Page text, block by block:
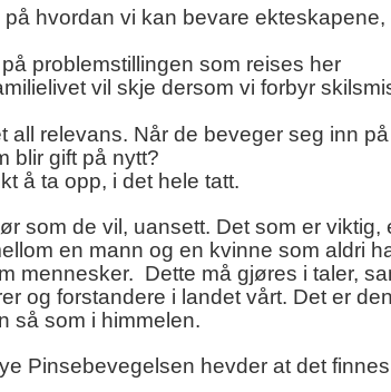
hvordan vi kan bevare ekteskapene,
problemstillingen som reises her
vil skje dersom vi forbyr
all relevans. Når de beveger seg inn
blir gift på nytt?
å ta opp, i det hele tatt.
som de vil, uansett. Det som er viktig,
en mann og en kvinne som aldri
mennesker. Dette må gjøres i taler,
og forstandere i landet vårt. Det er
så som i himmelen.
Pinsebevegelsen hevder at det